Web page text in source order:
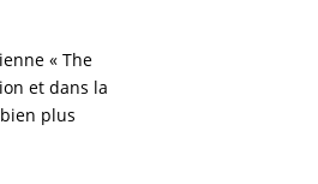
« The
et dans la
plus